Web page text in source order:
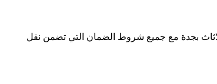
بجدة مع جميع شروط الضمان التي تضمن نقل